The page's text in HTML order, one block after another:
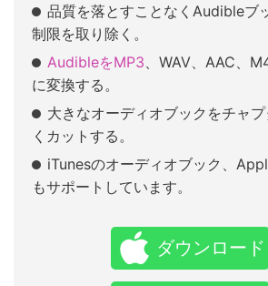
品質を落とすことなくAudibleブ
制限を取り除く。
AudibleをMP3 、WAV、AAC、
に変換する。
大きなオーディオブックをチャ
くカットする。
iTunesのオーディオブック、
もサポートしています。
ダウンロード